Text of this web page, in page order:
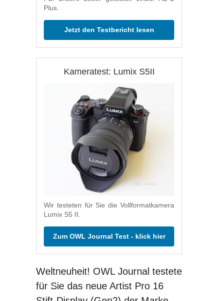
Plus.
Jetzt den Testbericht lesen
Kameratest: Lumix S5II
Wir testeten für Sie die Vollformatkamera
Lumix S5 II.
Zum OWL Journal Test - klick hier
Weltneuheit! OWL Journal testete
für Sie das neue Artist Pro 16